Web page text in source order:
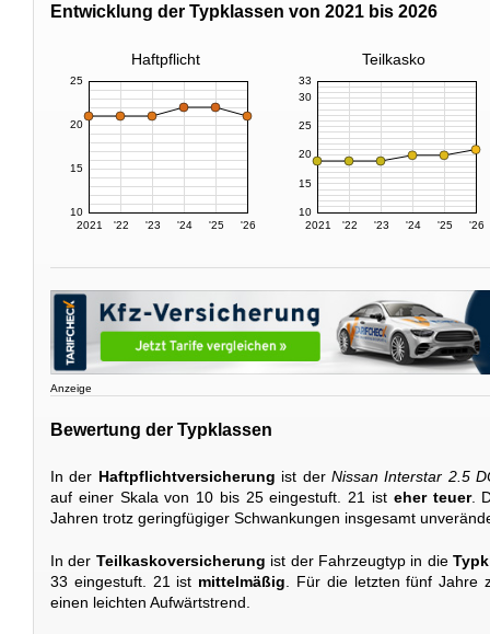
Entwicklung der Typklassen von 2021 bis 2026
Haftpflicht Teilkasko
2021 '22 '23 '24 '25 '26
10
15
20
25
2021 '22 '23 '24 '25 '26
10
15
20
25
30
33
Anzeige
Bewertung der Typklassen
In der Haftpflichtversicherung ist der Nissan Interstar 2.5
auf einer Skala von 10 bis 25 eingestuft. 21 ist eher teuer.
Jahren trotz geringfügiger Schwankungen insgesamt
In der Teilkaskoversicherung ist der Fahrzeugtyp in die
33 eingestuft. 21 ist mittelmäßig . Für die letzten fünf Jahre
einen leichten Aufwärtstrend.